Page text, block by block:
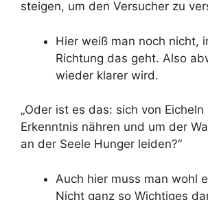
steigen, um den Versucher zu
Hier weiß man noch nicht,
Richtung das geht. Also
wieder klarer wird.
„Oder ist es das: sich von
Erkenntnis nähren und um der
an der Seele Hunger leiden?“
Auch hier muss man wohl
Nicht ganz so Wichtiges